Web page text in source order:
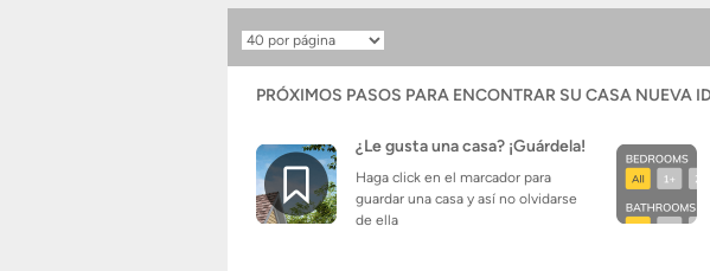
Resultados
por
página
PRÓXIMOS PASOS PARA ENCONTRAR SU CASA NUEVA
¿Le gusta una casa? ¡Guárdela!
Haga click en el marcador para
guardar una casa y así no olvidarse
de ella